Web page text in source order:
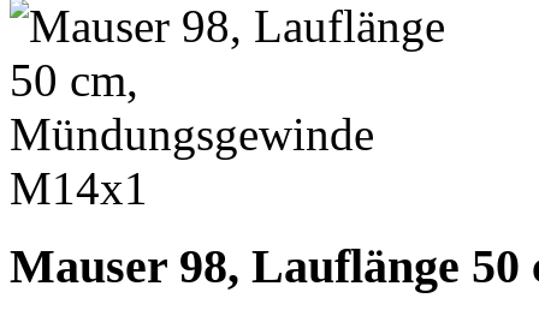
Mauser 98, Lauflänge